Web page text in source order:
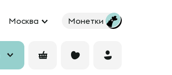
Москва Монетки